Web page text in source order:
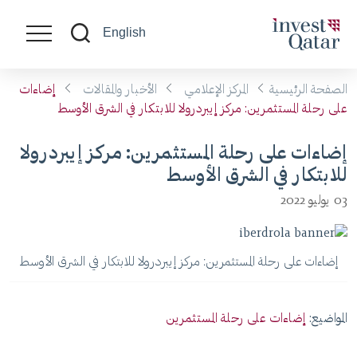
English
الصفحة الرئيسية المركز الإعلامي الأخبار والمقالات
إضاءات
على رحلة المستثمرين: مركز إيبردرولا للابتكار في الشرق الأوسط
إضاءات على رحلة المستثمرين: مركز إيبردرولا
للابتكار في الشرق الأوسط
03 يوليو 2022
إضاءات على رحلة المستثمرين: مركز إيبردرولا للابتكار في الشرق الأوسط
المواضيع: إضاءات على رحلة المستثمرين